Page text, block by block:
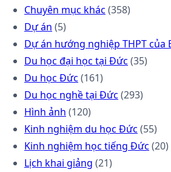
Chuyên mục khác (358)
Dự án (5)
Dự án hướng nghiệp THPT của
Du học đại học tại Đức (35)
Du học Đức (161)
Du học nghề tại Đức (293)
Hình ảnh (120)
Kinh nghiệm du học Đức (55)
Kinh nghiệm học tiếng Đức (20)
Lịch khai giảng (21)